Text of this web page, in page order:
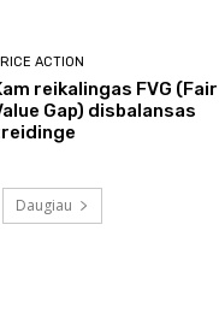
ACTION
reikalingas FVG (Fair
Gap) disbalansas
Daugiau